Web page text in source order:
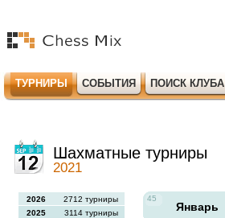
ТУРНИРЫ СОБЫТИЯ ПОИСК КЛУБА
Шахматные турниры
2021
2026
2712 турниры
2025
3114 турниры
45
Январь